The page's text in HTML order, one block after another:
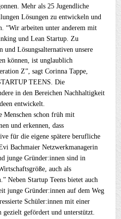
Mehr als 25 Jugendliche
Lösungen zu entwickeln und
“Wir arbeiten unter anderem mit
und Lean Startup. Zu
und Lösungsalternativen unsere
können, ist unglaublich
Z”, sagt Corinna Tappe,
TEENS. Die
in den Bereichen Nachhaltigkeit
entwickelt.
Menschen schon früh mit
und erkennen, dass
für die eigene spätere berufliche
Bachmaier Netzwerkmanagerin
junge Gründer:innen sind in
auch als
Neben Startup Teens bietet auch
junge Gründer:innen auf dem Weg
Schüler:innen mit einer
gezielt gefördert und unterstützt.